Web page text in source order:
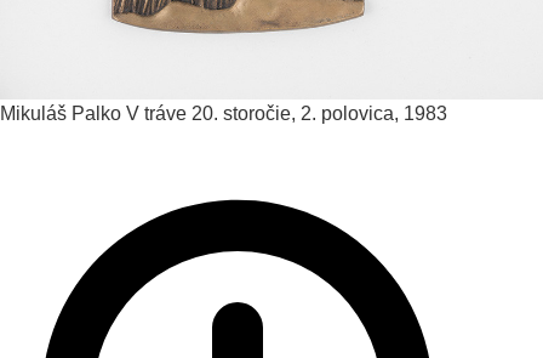
Mikuláš Palko V tráve 20. storočie, 2. polovica, 1983